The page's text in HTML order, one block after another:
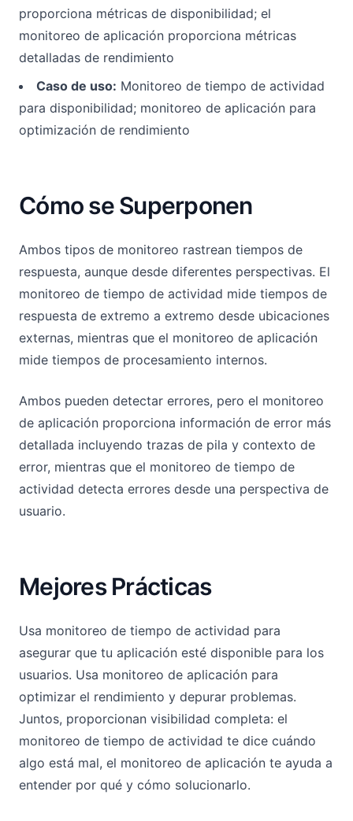
proporciona métricas de disponibilidad; el
monitoreo de aplicación proporciona métricas
detalladas de rendimiento
Caso de uso: Monitoreo de tiempo de actividad
para disponibilidad; monitoreo de aplicación para
optimización de rendimiento
Cómo se Superponen
Ambos tipos de monitoreo rastrean tiempos de
respuesta, aunque desde diferentes perspectivas. El
monitoreo de tiempo de actividad mide tiempos de
respuesta de extremo a extremo desde ubicaciones
externas, mientras que el monitoreo de aplicación
mide tiempos de procesamiento internos.
Ambos pueden detectar errores, pero el monitoreo
de aplicación proporciona información de error más
detallada incluyendo trazas de pila y contexto de
error, mientras que el monitoreo de tiempo de
actividad detecta errores desde una perspectiva de
usuario.
Mejores Prácticas
Usa monitoreo de tiempo de actividad para
asegurar que tu aplicación esté disponible para los
usuarios. Usa monitoreo de aplicación para
optimizar el rendimiento y depurar problemas.
Juntos, proporcionan visibilidad completa: el
monitoreo de tiempo de actividad te dice cuándo
algo está mal, el monitoreo de aplicación te ayuda a
entender por qué y cómo solucionarlo.